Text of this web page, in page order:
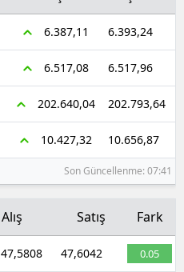
Samsun
Sivas
Tekirdağ
Trabzon
Tunceli
6.387,11 6.393,24
6.517,08 6.517,96
202.640,04 202.793,64
10.427,32 10.656,87
Son Güncellenme: 07:41
Alış Satış Fark
47,5808 47,6042 0.05